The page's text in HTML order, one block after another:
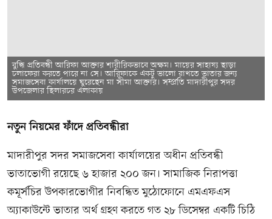
বুদ্ধি প্রতিবন্ধী আরিফা আক্তার শারীরিকভাবে অক্ষম। মায়ের সাহায্য ছাড়া
চলাফেরা করতে পারে না সে। আরিফাকে একটু ভালো রাখতে ভাতার জন্য
সমাজসেবা কার্যালয়ে ঘুরেছেন মা সীমা আক্তার। সম্প্রতি মাদারীপুর সদর
উপজেলার ছিলারচর এলাকায়
নতুন নিয়মের ফাঁদে প্রতিবন্ধীরা
মাদারীপুর সদর সমাজসেবা কার্যালয়ের অধীন প্রতিবন্ধী
ভাতাভোগী রয়েছে ৬ হাজার ২০০ জন। সামাজিক নিরাপত্তা
কমূর্সচির উপকারভোগীর নিবন্ধিত মুঠোফোনে এমএফএস
অ্যাকাউন্টে ভাতার অর্থ গ্রহণ করতে গত ২৮ ডিসেম্বর একটি চিঠি